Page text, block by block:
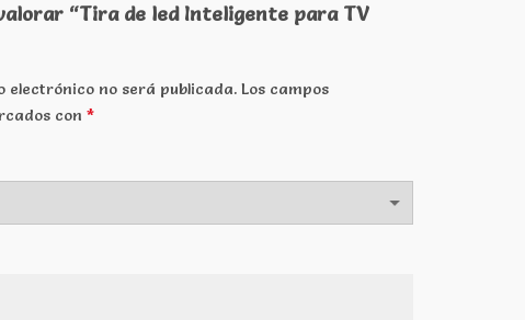
“Tira de led Inteligente para TV
electrónico no será publicada. Los campos
con *